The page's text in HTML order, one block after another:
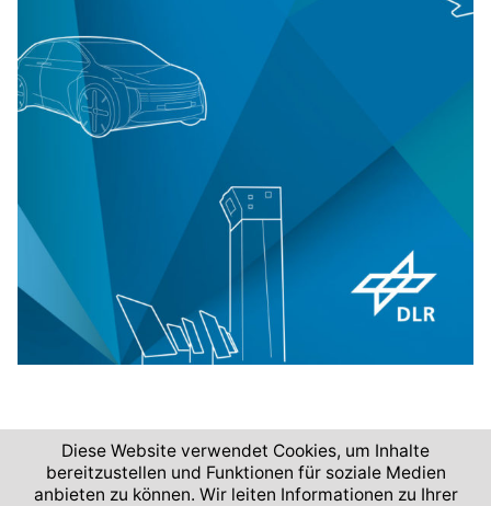
2026 © Deutsches Zentrum für Luft- und Raumfahrt
Diese Website verwendet Cookies, um Inhalte
bereitzustellen und Funktionen für soziale Medien
anbieten zu können. Wir leiten Informationen zu Ihrer